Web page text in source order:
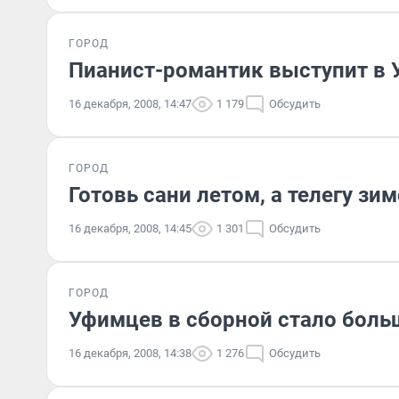
ГОРОД
Пианист-романтик выступит в
16 декабря, 2008, 14:47 1 179 Обсудить
ГОРОД
Готовь сани летом, а телегу
16 декабря, 2008, 14:45 1 301 Обсудить
ГОРОД
Уфимцев в сборной стало
16 декабря, 2008, 14:38 1 276 Обсудить